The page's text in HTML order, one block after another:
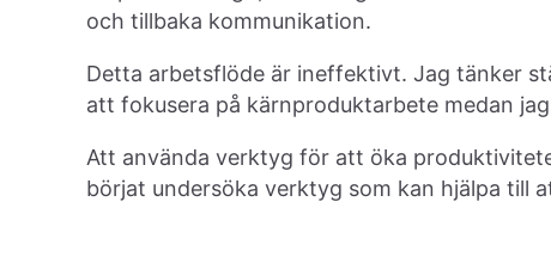
och tillbaka kommunikation.
Detta arbetsflöde är ineffektivt. Jag tänker
att fokusera på kärnproduktarbete medan
Att använda verktyg för att öka
börjat undersöka verktyg som kan hjälpa till